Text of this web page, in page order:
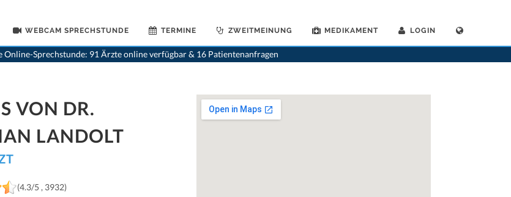
WEBCAM SPRECHSTUNDE TERMINE ZWEITMEINUNG MEDIKAMENT LOGIN
Online-Sprechstunde: 91 Ärzte online verfügbar & 16 Patientenanfragen
>Zahnaerzte>Schwyz>Dr. Stephan Landolt>Praxis von Dr. Stephan Landolt
VON DR.
LANDOLT
(4.3/5 , 3932)